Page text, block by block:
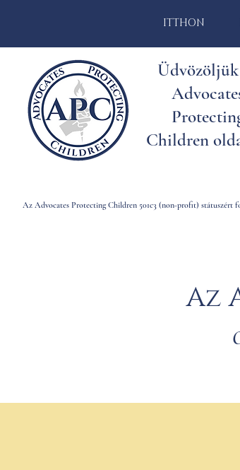
ITTHON
Children
Az Advocates Protecting Children 501c3 (non-profit) státuszért
Az